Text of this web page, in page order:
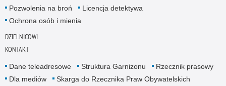
Pozwolenia na broń
Licencja detektywa
Ochrona osób i mienia
DZIELNICOWI
KONTAKT
Dane teleadresowe Struktura Garnizonu
Rzecznik prasowy
Dla mediów
Skarga do Rzecznika Praw Obywatelskich